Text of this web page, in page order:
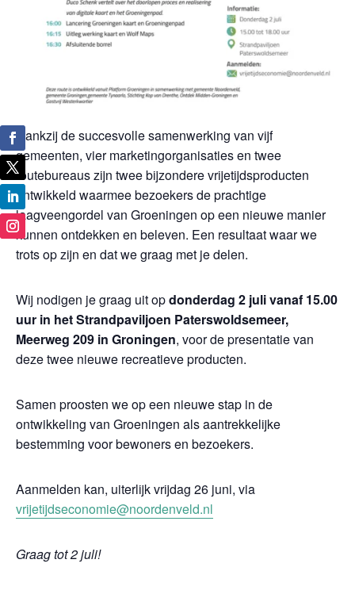
Dankzij de succesvolle samenwerking van vijf
gemeenten, vier marketingorganisaties en twee
routebureaus zijn twee bijzondere vrijetijdsproducten
ontwikkeld waarmee bezoekers de prachtige
laagveengordel van Groeningen op een nieuwe manier
kunnen ontdekken en beleven. Een resultaat waar we
trots op zijn en dat we graag met je delen.
Wij nodigen je graag uit opdonderdag 2 juli vanaf 15.00
uur in het Strandpaviljoen Paterswoldsemeer,
Meerweg 209 in Groningen, voor de presentatie van
deze twee nieuwe recreatieve producten.
Samen proosten we op een nieuwe stap in de
ontwikkeling van Groeningen als aantrekkelijke
bestemming voor bewoners en bezoekers.
Aanmelden kan, uiterlijk vrijdag 26 juni, via
vrijetijdseconomie@noordenveld.nl
Graag tot 2 juli!